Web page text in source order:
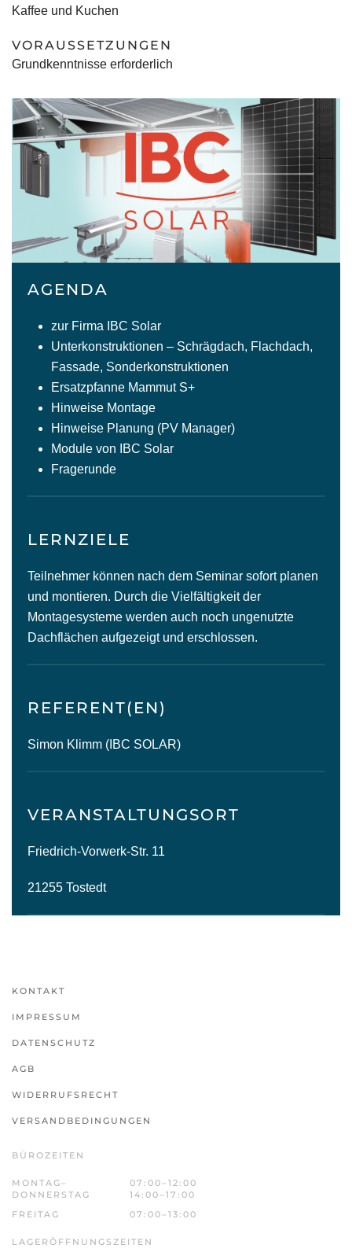
Kaffee und Kuchen
VORAUSSETZUNGEN
Grundkenntnisse erforderlich
AGENDA
zur Firma IBC Solar
Unterkonstruktionen – Schrägdach, Flachdach,
Fassade, Sonderkonstruktionen
Ersatzpfanne Mammut S+
Hinweise Montage
Hinweise Planung (PV Manager)
Module von IBC Solar
Fragerunde
LERNZIELE
Teilnehmer können nach dem Seminar sofort planen
und montieren. Durch die Vielfältigkeit der
Montagesysteme werden auch noch ungenutzte
Dachflächen aufgezeigt und erschlossen.
REFERENT(EN)
Simon Klimm (IBC SOLAR)
VERANSTALTUNGSORT
Friedrich-Vorwerk-Str. 11
21255 Tostedt
KONTAKT
IMPRESSUM
DATENSCHUTZ
AGB
WIDERRUFSRECHT
VERSANDBEDINGUNGEN
BÜROZEITEN
MONTAG–
DONNERSTAG
07:00–12:00
14:00–17:00
FREITAG
07:00–13:00
LAGERÖFFNUNGSZEITEN